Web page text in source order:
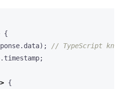
{
. data);
. timestamp;
{